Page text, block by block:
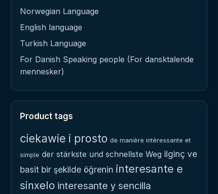
Norwegian Language
English language
Turkish Language
For Danish Speaking people (For dansktalende
mennesker)
Product tags
ciekawie i prosto de manière intéressante et
simple der stärkste und schnellste Weg ilginç ve
basit bir şekilde öğrenin interesante e
sinxelo interesante y sencilla